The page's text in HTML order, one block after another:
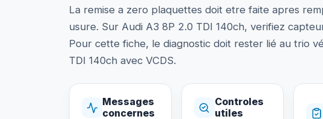
La remise a zero plaquettes doit etre faite apres
usure. Sur Audi A3 8P 2.0 TDI 140ch, verifiez
Pour cette fiche, le diagnostic doit rester lié au trio
TDI 140ch avec VCDS.
Messages
concernes
Controles
utiles